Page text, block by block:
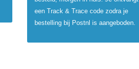
een Track & Trace code zodra je
bestelling bij Postnl is aangeboden.